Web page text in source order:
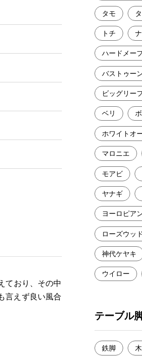
ており、その中
言えず良い風合
タモ
トチ
ハードメー
バストゥー
ビッグリー
ベリ
ホワイトオ
マロニエ
モアビ
ヤナギ
ヨーロピア
ローズウッド
神代ケヤキ
ウイロー
テーブル
鉄脚